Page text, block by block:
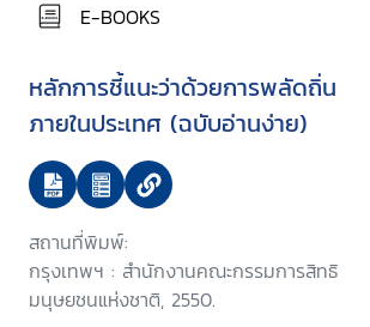
E-BOOKS
หลักการชี้แนะว่าด้วยการพลัดถิ่น
ภายในประเทศ (ฉบับอ่านง่าย)
สถานที่พิมพ์:
กรุงเทพฯ : สำนักงานคณะกรรมการสิทธิ
มนุษยชนแห่งชาติ, 2550.